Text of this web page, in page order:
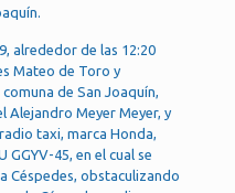
alrededor de las 12:20
Mateo de Toro y
de San Joaquín,
Alejandro Meyer Meyer, y
taxi, marca Honda,
GGYV-45, en el cual se
Céspedes, obstaculizando